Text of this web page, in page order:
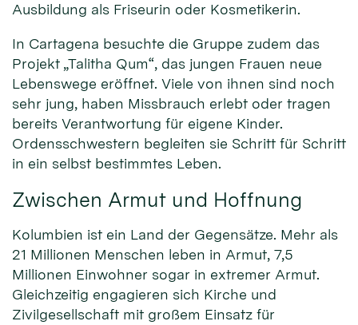
Ausbildung als Friseurin oder Kosmetikerin.
In Cartagena besuchte die Gruppe zudem das
Projekt „Talitha Qum“, das jungen Frauen neue
Lebenswege eröffnet. Viele von ihnen sind noch
sehr jung, haben Missbrauch erlebt oder tragen
bereits Verantwortung für eigene Kinder.
Ordensschwestern begleiten sie Schritt für Schritt
in ein selbst bestimmtes Leben.
Zwischen Armut und Hoffnung
Kolumbien ist ein Land der Gegensätze. Mehr als
21 Millionen Menschen leben in Armut, 7,5
Millionen Einwohner sogar in extremer Armut.
Gleichzeitig engagieren sich Kirche und
Zivilgesellschaft mit großem Einsatz für